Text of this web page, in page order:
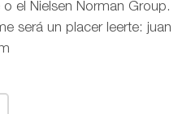
el Nielsen Norman Group.
será un placer leerte: juan